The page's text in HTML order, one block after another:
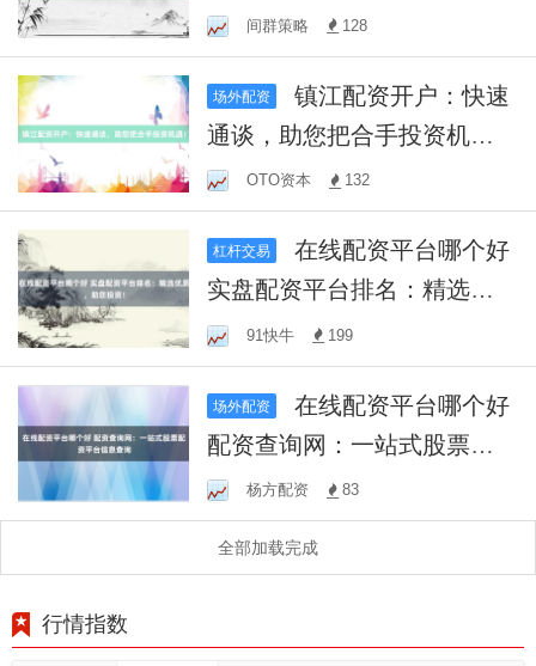
时期这一阶段中杠杆
间群策略 128
场外配资
镇江配资开户：快速
通谈，助您把合手投资机
遇！OTO资本 132
杠杆交易
在线配资平台哪个好
实盘配资平台排名：精选优
质，助您投资！
91快牛 199
场外配资
在线配资平台哪个好
配资查询网：一站式股票配
资平台信息查询
杨方配资 83
全部加载完成
行情指数